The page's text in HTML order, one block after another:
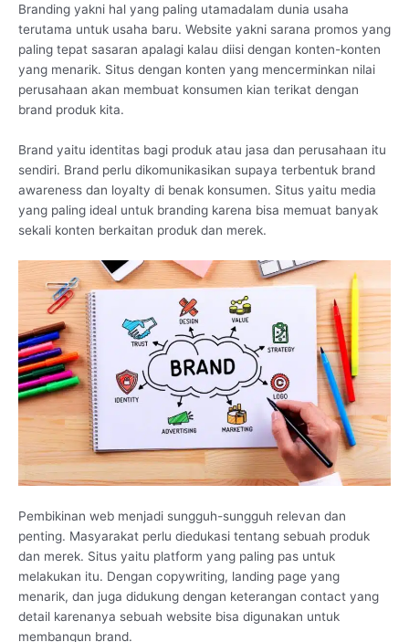
Branding yakni hal yang paling utamadalam dunia usaha
terutama untuk usaha baru. Website yakni sarana promos yang
paling tepat sasaran apalagi kalau diisi dengan konten-konten
yang menarik. Situs dengan konten yang mencerminkan nilai
perusahaan akan membuat konsumen kian terikat dengan
brand produk kita.
Brand yaitu identitas bagi produk atau jasa dan perusahaan itu
sendiri. Brand perlu dikomunikasikan supaya terbentuk brand
awareness dan loyalty di benak konsumen. Situs yaitu media
yang paling ideal untuk branding karena bisa memuat banyak
sekali konten berkaitan produk dan merek.
Pembikinan web menjadi sungguh-sungguh relevan dan
penting. Masyarakat perlu diedukasi tentang sebuah produk
dan merek. Situs yaitu platform yang paling pas untuk
melakukan itu. Dengan copywriting, landing page yang
menarik, dan juga didukung dengan keterangan contact yang
detail karenanya sebuah website bisa digunakan untuk
membangun brand.